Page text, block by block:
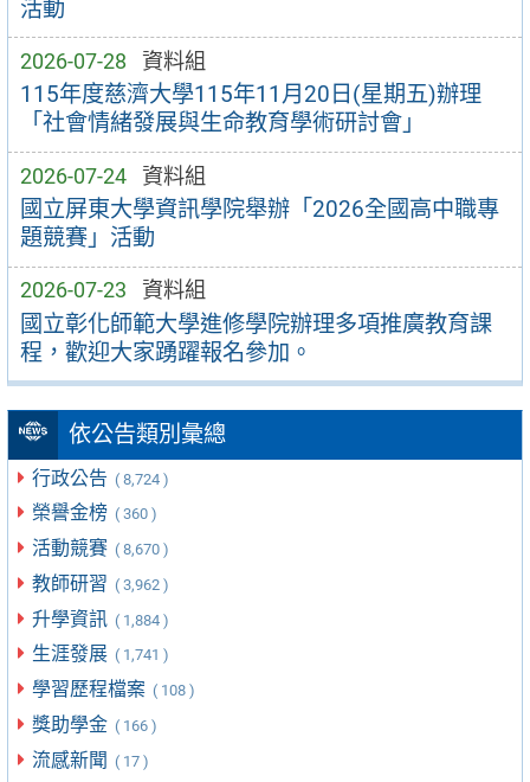
活動
2026-07-28 資料組
115年度慈濟大學115年11月20日(星期五)辦理
「社會情緒發展與生命教育學術研討會」
2026-07-24 資料組
國立屏東大學資訊學院舉辦「2026全國高中職專
題競賽」活動
2026-07-23 資料組
國立彰化師範大學進修學院辦理多項推廣教育課
程，歡迎大家踴躍報名參加。
依公告類別彙總
行政公告 ( 8,724 )
榮譽金榜 ( 360 )
活動競賽 ( 8,670 )
教師研習 ( 3,962 )
升學資訊 ( 1,884 )
生涯發展 ( 1,741 )
學習歷程檔案 ( 108 )
獎助學金 ( 166 )
流感新聞 ( 17 )